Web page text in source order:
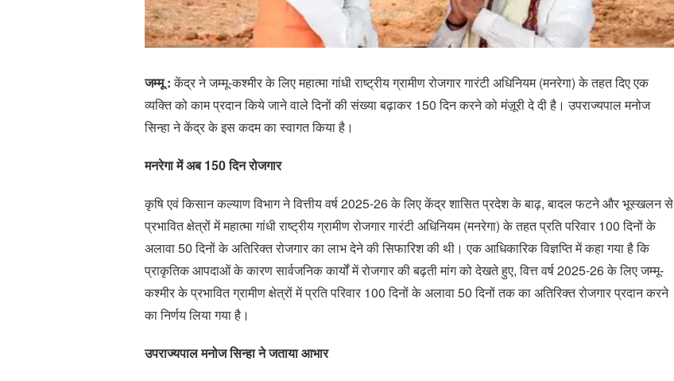
जम्मू :केंद्र ने जम्मू-कश्मीर के लिए महात्मा गांधी राष्ट्रीय ग्रामीण रोजगार गारंटी अधिनियम (मनरेगा) के तहत दिए एक
व्यक्ति को काम प्रदान किये जाने वाले दिनों की संख्या बढ़ाकर 150 दिन करने को मंज़ूरी दे दी है। उपराज्यपाल मनोज
सिन्हा ने केंद्र के इस कदम का स्वागत किया है।
मनरेगा में अब 150 दिन रोजगार
कृषि एवं किसान कल्याण विभाग ने वित्तीय वर्ष 2025-26 के लिए केंद्र शासित प्रदेश के बाढ़, बादल फटने और भूस्खलन से
प्रभावित क्षेत्रों में महात्मा गांधी राष्ट्रीय ग्रामीण रोजगार गारंटी अधिनियम (मनरेगा) के तहत प्रति परिवार 100 दिनों के
अलावा 50 दिनों के अतिरिक्त रोजगार का लाभ देने की सिफारिश की थी। एक आधिकारिक विज्ञप्ति में कहा गया है कि
प्राकृतिक आपदाओं के कारण सार्वजनिक कार्यों में रोजगार की बढ़ती मांग को देखते हुए, वित्त वर्ष 2025-26 के लिए जम्मू-
कश्मीर के प्रभावित ग्रामीण क्षेत्रों में प्रति परिवार 100 दिनों के अलावा 50 दिनों तक का अतिरिक्त रोजगार प्रदान करने
का निर्णय लिया गया है।
उपराज्यपाल मनोज सिन्हा ने जताया आभार